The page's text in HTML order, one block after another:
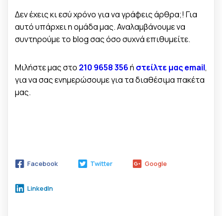
Δεν έχεις κι εσύ χρόνο για να γράφεις άρθρα;! Για
αυτό υπάρχει η ομάδα μας. Αναλαμβάνουμε να
συντηρούμε το blog σας όσο συχνά επιθυμείτε.
Μιλήστε μας στο 210 9658 356ή στείλτε μας email,
για να σας ενημερώσουμε για τα διαθέσιμα πακέτα
μας.
Facebook Twitter Google
LinkedIn